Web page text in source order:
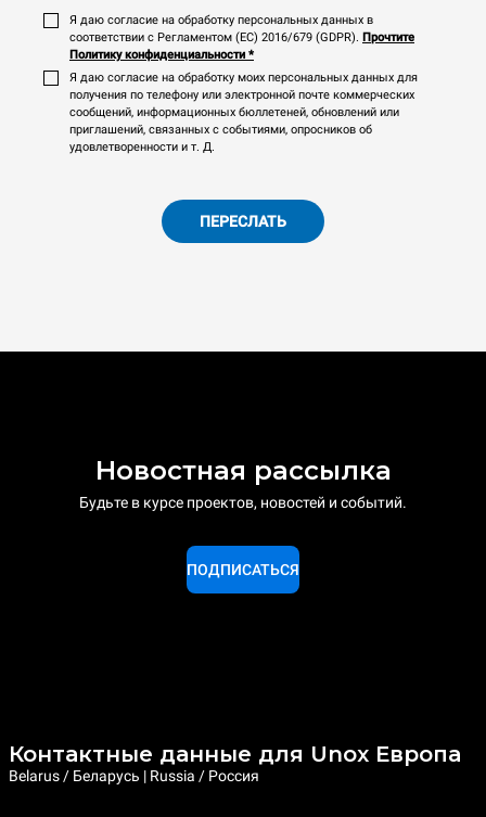
Я даю согласие на обработку персональных данных в
соответствии с Регламентом (ЕС) 2016/679 (GDPR). Прочтите
Политику конфиденциальности *
Я даю согласие на обработку моих персональных данных для
получения по телефону или электронной почте коммерческих
сообщений, информационных бюллетеней, обновлений или
приглашений, связанных с событиями, опросников об
удовлетворенности и т. Д.
ПЕРЕСЛАТЬ
Новостная рассылка
Будьте в курсе проектов, новостей и событий.
ПОДПИСАТЬСЯ
Контактные данные для Unox Европа
Belarus / Беларусь | Russia / Россия